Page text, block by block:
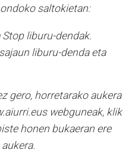
saltokietan:
Stop liburu-dendak.
liburu-denda eta
gero, horretarako aukera
webguneak, klik
honen bukaeran ere